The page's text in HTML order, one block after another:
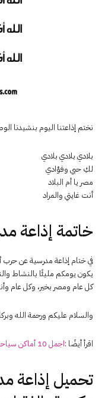
نختم إذاعتنا اليوم بنشيدنا
بلادي بلادي بلادي
لكِ حبي وفؤادي
مصر يا أم البلاد
أنت غايتي والمراد
خاتمة إذاعة
في ختام إذاعة مدرسية عن حرب
يكون يومكم مليئًا بالنشاط
كل عام ومصر بخير، وكل عام
والسلام عليكم ورحمة الله
اقرأ أيضًا :اجمل 10 أماكن سياحية في مصر -رحلات اجازة نصف العام
تحميل إذاعة